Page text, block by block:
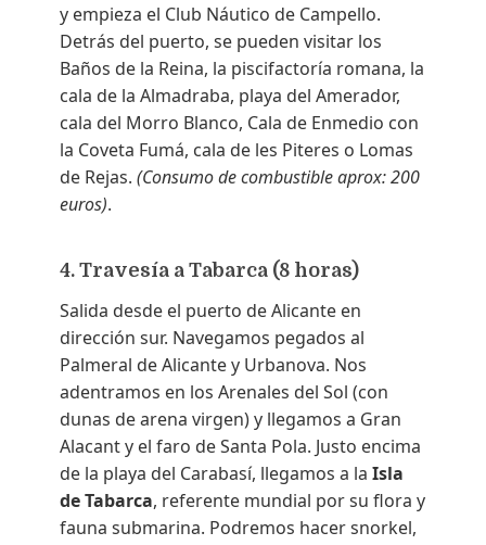
y empieza el Club Náutico de Campello.
Detrás del puerto, se pueden visitar los
Baños de la Reina, la piscifactoría romana, la
cala de la Almadraba, playa del Amerador,
cala del Morro Blanco, Cala de Enmedio con
la Coveta Fumá, cala de les Piteres o Lomas
de Rejas. (Consumo de combustible aprox: 200
euros).
4. Travesía a Tabarca (8 horas)
Salida desde el puerto de Alicante en
dirección sur. Navegamos pegados al
Palmeral de Alicante y Urbanova. Nos
adentramos en los Arenales del Sol (con
dunas de arena virgen) y llegamos a Gran
Alacant y el faro de Santa Pola. Justo encima
de la playa del Carabasí, llegamos a la Isla
de Tabarca, referente mundial por su flora y
fauna submarina. Podremos hacer snorkel,